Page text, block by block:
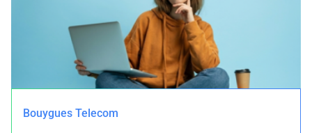
Bouygues Telecom